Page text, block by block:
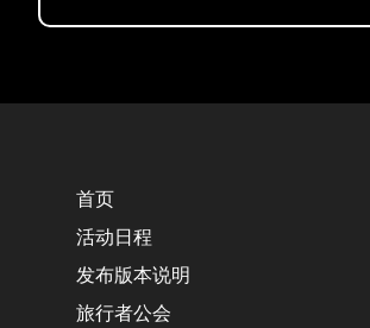
首页
活动日程
发布版本说明
旅行者公会